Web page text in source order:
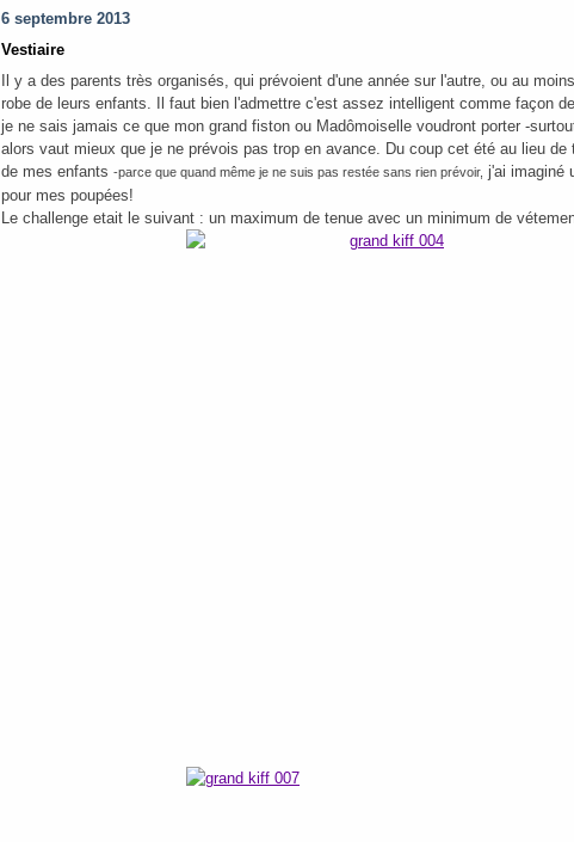
6 septembre 2013
Vestiaire
Il y a des parents très organisés, qui prévoient d'une année sur l'autre, ou au
robe de leurs enfants. Il faut bien l'admettre c'est assez intelligent comme façon
je ne sais jamais ce que mon grand fiston ou Madômoiselle voudront porter -
alors vaut mieux que je ne prévois pas trop en avance. Du coup cet été au lieu de
de mes enfants -parce que quand même je ne suis pas restée sans rien prévoir, j'ai imaginé
pour mes poupées!
Le challenge etait le suivant : un maximum de tenue avec un minimum de